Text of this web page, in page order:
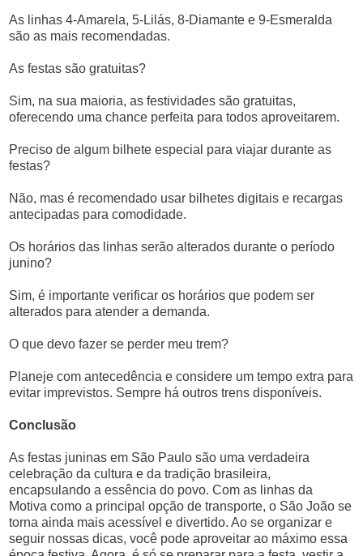
As linhas 4-Amarela, 5-Lilás, 8-Diamante e 9-Esmeralda
são as mais recomendadas.
As festas são gratuitas?
Sim, na sua maioria, as festividades são gratuitas,
oferecendo uma chance perfeita para todos aproveitarem.
Preciso de algum bilhete especial para viajar durante as
festas?
Não, mas é recomendado usar bilhetes digitais e recargas
antecipadas para comodidade.
Os horários das linhas serão alterados durante o período
junino?
Sim, é importante verificar os horários que podem ser
alterados para atender a demanda.
O que devo fazer se perder meu trem?
Planeje com antecedência e considere um tempo extra para
evitar imprevistos. Sempre há outros trens disponíveis.
Conclusão
As festas juninas em São Paulo são uma verdadeira
celebração da cultura e da tradição brasileira,
encapsulando a essência do povo. Com as linhas da
Motiva como a principal opção de transporte, o São João se
torna ainda mais acessível e divertido. Ao se organizar e
seguir nossas dicas, você pode aproveitar ao máximo essa